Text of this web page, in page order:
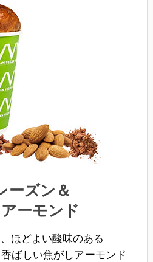
ーズン＆
ーモンド
ほどよい酸味のある
ばしい焦がしアーモンド